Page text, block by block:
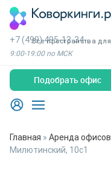
Все пространства
+7 (499) 495-13-34
9:00-19:00 по МСК
Подобрать офис
Главная » Аренда офисов
Милютинский, 10с1